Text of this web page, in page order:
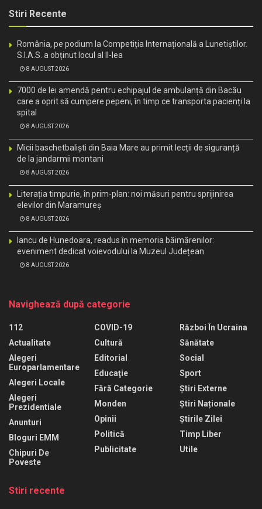
Stiri Recente
România, pe podium la Competiția Internațională a Lunetiștilor.
S.I.A.S. a obținut locul al II-lea
8 AUGUST 2026
7000 de lei amendă pentru echipajul de ambulanță din Bacău
care a oprit să cumpere pepeni, în timp ce transporta pacienți la
spital
8 AUGUST 2026
Micii baschetbaliști din Baia Mare au primit lecții de siguranță
de la jandarmii montani
8 AUGUST 2026
Literația timpurie, în prim-plan: noi măsuri pentru sprijinirea
elevilor din Maramureș
8 AUGUST 2026
Iancu de Hunedoara, readus în memoria băimărenilor:
eveniment dedicat voievodului la Muzeul Județean
8 AUGUST 2026
Navighează după categorie
112
Actualitate
Alegeri
Europarlamentare
Alegeri Locale
Alegeri
Prezidentiale
Anunturi
Bloguri EMM
Chipuri De
Poveste
COVID-19
Cultură
Editorial
Educaţie
Fără Categorie
Monden
Opinii
Politică
Publicitate
Război În Ucraina
Sănătate
Social
Sport
Știri Externe
Știri Naționale
Știrile Zilei
Timp Liber
Utile
Stiri recente